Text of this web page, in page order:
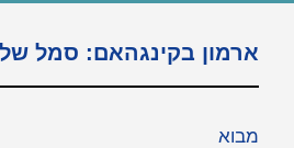
ארמון בקינגהאם: סמל
מבוא